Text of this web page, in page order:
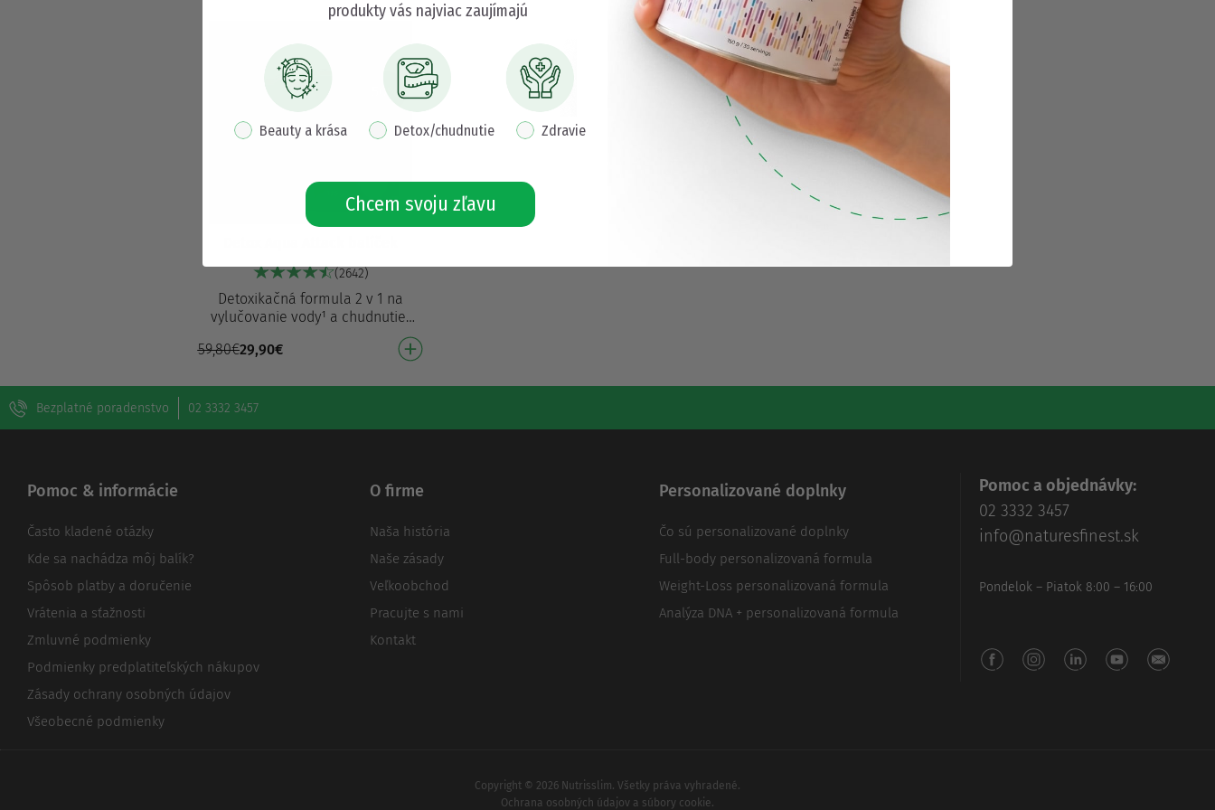
50%
(2642)
Detoxikačná formula 2 v 1 na
vylučovanie vody¹ a chudnutie³
Patentovaná formula Cactinea™
zvyšuje vylučovanie vody o 27…
59,80€29,90€
Bezplatné poradenstvo 02 3332 3457
Pomoc & informácie
Často kladené otázky
Kde sa nachádza môj balík?
Spôsob platby a doručenie
Vrátenia a sťažnosti
Zmluvné podmienky
Podmienky predplatiteľských nákupov
Zásady ochrany osobných údajov
Všeobecné podmienky
O firme
Naša história
Naše zásady
Veľkoobchod
Pracujte s nami
Kontakt
Personalizované doplnky
Čo sú personalizované doplnky
Full-body personalizovaná formula
Weight-Loss personalizovaná formula
Analýza DNA + personalizovaná formula
Pomoc a objednávky:
02 3332 3457
info@naturesfinest.sk
Pondelok – Piatok 8:00 – 16:00
Copyright © 2026 Nutrisslim. Všetky práva vyhradené.
Ochrana osobných údajov a súbory cookie.
produkty vás najviac zaujímajú
pop up interest
Beauty a krása Detox/chudnutie Zdravie
Chcem svoju zľavu